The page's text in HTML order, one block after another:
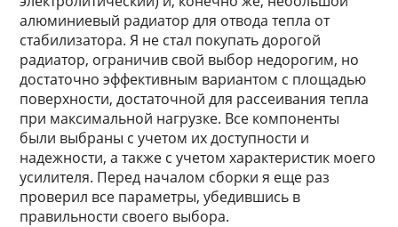
алюминиевый радиатор для отвода тепла от
стабилизатора. Я не стал покупать дорогой
радиатор, ограничив свой выбор недорогим, но
достаточно эффективным вариантом с площадью
поверхности, достаточной для рассеивания тепла
при максимальной нагрузке. Все компоненты
были выбраны с учетом их доступности и
надежности, а также с учетом характеристик моего
усилителя. Перед началом сборки я еще раз
проверил все параметры, убедившись в
правильности своего выбора.